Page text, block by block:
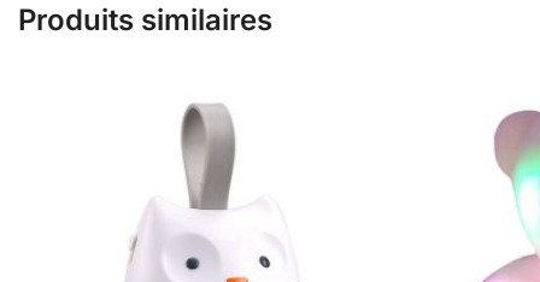
Produits similaires